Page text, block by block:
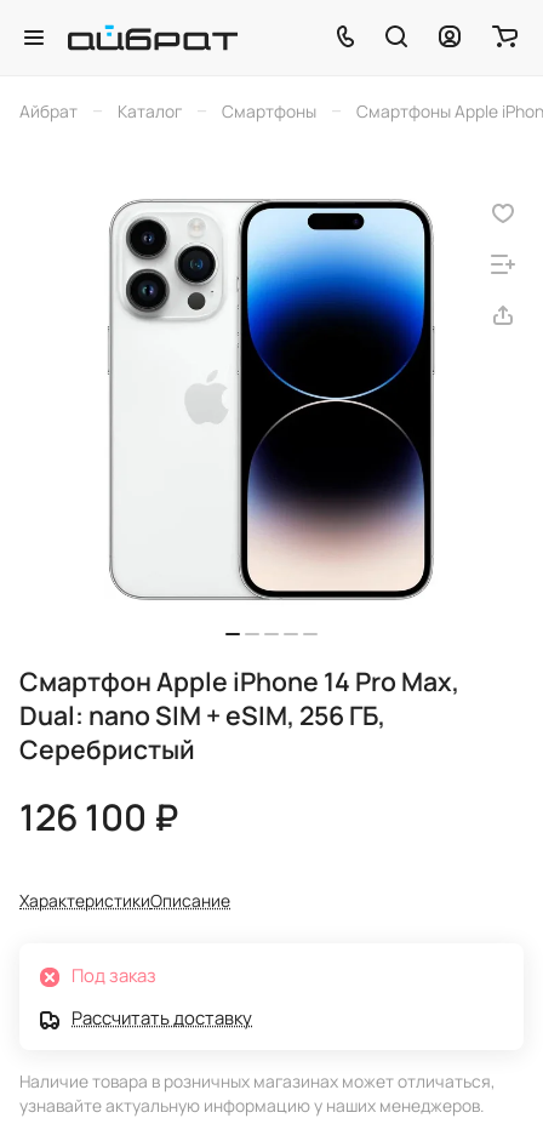
Айбрат – Каталог – Смартфоны – Смартфоны Apple
Смартфон Apple iPhone 14 Pro Max,
Dual: nano SIM + eSIM, 256 ГБ,
Серебристый
126 100 ₽
ХарактеристикиОписание
Под заказ
Рассчитать доставку
Наличие товара в розничных магазинах может отличаться,
узнавайте актуальную информацию у наших менеджеров.